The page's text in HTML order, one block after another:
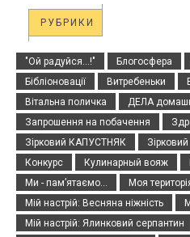
РУБРИКИ
"Ой радуйся...!" Блогосфера
Бібліоновації
Витребеньки
Вітальна поличка
ДЕЛА
Запрошення на побачення
Зірковий КАПУСТНЯК
Зірковий
Конкурс
Кулинарный вояж
Ми - пам’ятаємо...
Моя
Мій настрій: Весняна ніжність
Мій настрій: Ялинковий серпантин